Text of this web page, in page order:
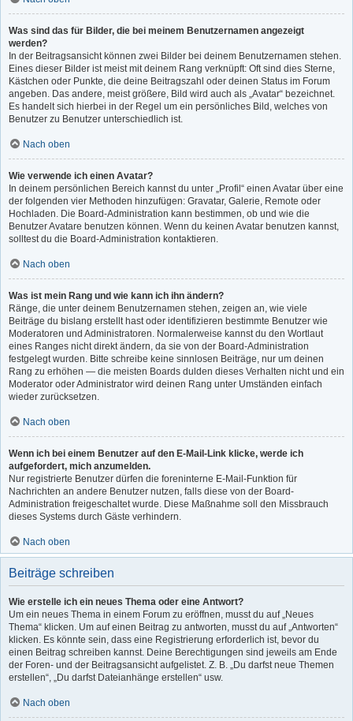
Was sind das für Bilder, die bei meinem Benutzernamen angezeigt
werden?
In der Beitragsansicht können zwei Bilder bei deinem Benutzernamen stehen.
Eines dieser Bilder ist meist mit deinem Rang verknüpft: Oft sind dies Sterne,
Kästchen oder Punkte, die deine Beitragszahl oder deinen Status im Forum
angeben. Das andere, meist größere, Bild wird auch als „Avatar“ bezeichnet.
Es handelt sich hierbei in der Regel um ein persönliches Bild, welches von
Benutzer zu Benutzer unterschiedlich ist.
Nach oben
Wie verwende ich einen Avatar?
In deinem persönlichen Bereich kannst du unter „Profil“ einen Avatar über eine
der folgenden vier Methoden hinzufügen: Gravatar, Galerie, Remote oder
Hochladen. Die Board-Administration kann bestimmen, ob und wie die
Benutzer Avatare benutzen können. Wenn du keinen Avatar benutzen kannst,
solltest du die Board-Administration kontaktieren.
Nach oben
Was ist mein Rang und wie kann ich ihn ändern?
Ränge, die unter deinem Benutzernamen stehen, zeigen an, wie viele
Beiträge du bislang erstellt hast oder identifizieren bestimmte Benutzer wie
Moderatoren und Administratoren. Normalerweise kannst du den Wortlaut
eines Ranges nicht direkt ändern, da sie von der Board-Administration
festgelegt wurden. Bitte schreibe keine sinnlosen Beiträge, nur um deinen
Rang zu erhöhen — die meisten Boards dulden dieses Verhalten nicht und ein
Moderator oder Administrator wird deinen Rang unter Umständen einfach
wieder zurücksetzen.
Nach oben
Wenn ich bei einem Benutzer auf den E-Mail-Link klicke, werde ich
aufgefordert, mich anzumelden.
Nur registrierte Benutzer dürfen die foreninterne E-Mail-Funktion für
Nachrichten an andere Benutzer nutzen, falls diese von der Board-
Administration freigeschaltet wurde. Diese Maßnahme soll den Missbrauch
dieses Systems durch Gäste verhindern.
Nach oben
Beiträge schreiben
Wie erstelle ich ein neues Thema oder eine Antwort?
Um ein neues Thema in einem Forum zu eröffnen, musst du auf „Neues
Thema“ klicken. Um auf einen Beitrag zu antworten, musst du auf „Antworten“
klicken. Es könnte sein, dass eine Registrierung erforderlich ist, bevor du
einen Beitrag schreiben kannst. Deine Berechtigungen sind jeweils am Ende
der Foren- und der Beitragsansicht aufgelistet. Z. B. „Du darfst neue Themen
erstellen“, „Du darfst Dateianhänge erstellen“ usw.
Nach oben